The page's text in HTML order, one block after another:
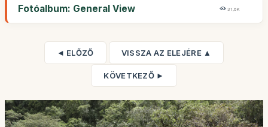
Fotóalbum: General View 31,6K
◄ ELŐZŐ VISSZA AZ ELEJÉRE ▲
KÖVETKEZŐ ►